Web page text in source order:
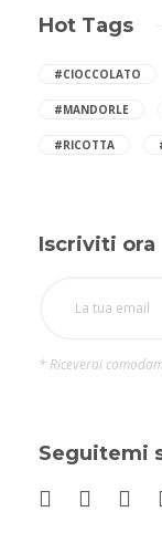
Hot Tags
#CIOCCOLATO
#MANDORLE
#RICOTTA
Iscriviti ora
* Riceverai
Seguitemi